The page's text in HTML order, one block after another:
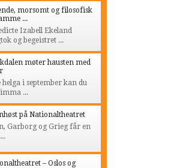
morsomt og filosofisk
...
Izabell Ekeland
og begeistret ...
møter hausten med
helga i september kan du
...
på Nationaltheatret
Garborg og Grieg får en
– Oslos og